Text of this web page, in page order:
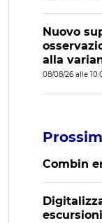
Nuovo
alla
08/08/26 alle
Combin